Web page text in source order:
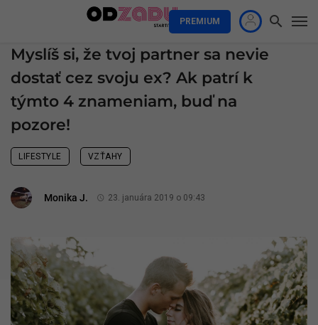
PREMIUM
Myslíš si, že tvoj partner sa nevie
dostať cez svoju ex? Ak patrí k
týmto 4 znameniam, buď na
pozore!
LIFESTYLE VZŤAHY
Monika J. 23. januára 2019 o 09:43